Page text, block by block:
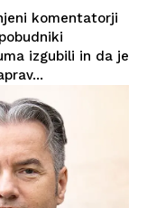
komentatorji
izgubili in da je